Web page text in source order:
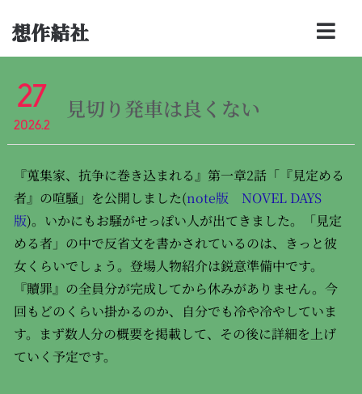
想作結社
27
2026.2
見切り発車は良くない
『蒐集家、抗争に巻き込まれる』第一章2話「『見定める
者』の喧騒」を公開しました(note版
NOVEL DAYS
版)。いかにもお騒がせっぽい人が出てきました。「見定
める者」の中で反省文を書かされているのは、きっと彼
女くらいでしょう。登場人物紹介は鋭意準備中です。
『贖罪』の全員分が完成してから休みがありません。今
回もどのくらい掛かるのか、自分でも冷や冷やしていま
す。まず数人分の概要を掲載して、その後に詳細を上げ
ていく予定です。